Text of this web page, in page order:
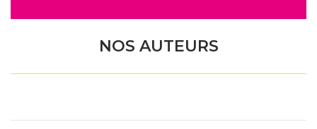
NOS AUTEURS